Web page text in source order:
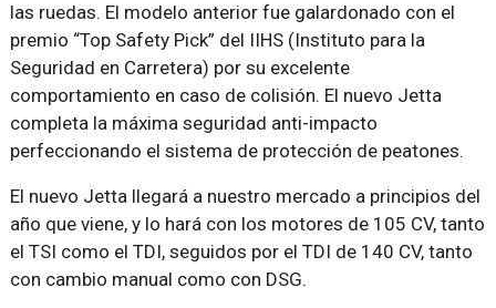
las ruedas. El modelo anterior fue galardonado con el
premio “Top Safety Pick” del IIHS (Instituto para la
Seguridad en Carretera) por su excelente
comportamiento en caso de colisión. El nuevo Jetta
completa la máxima seguridad anti-impacto
perfeccionando el sistema de protección de peatones.
El nuevo Jetta llegará a nuestro mercado a principios del
año que viene, y lo hará con los motores de 105 CV, tanto
el TSI como el TDI, seguidos por el TDI de 140 CV, tanto
con cambio manual como con DSG.